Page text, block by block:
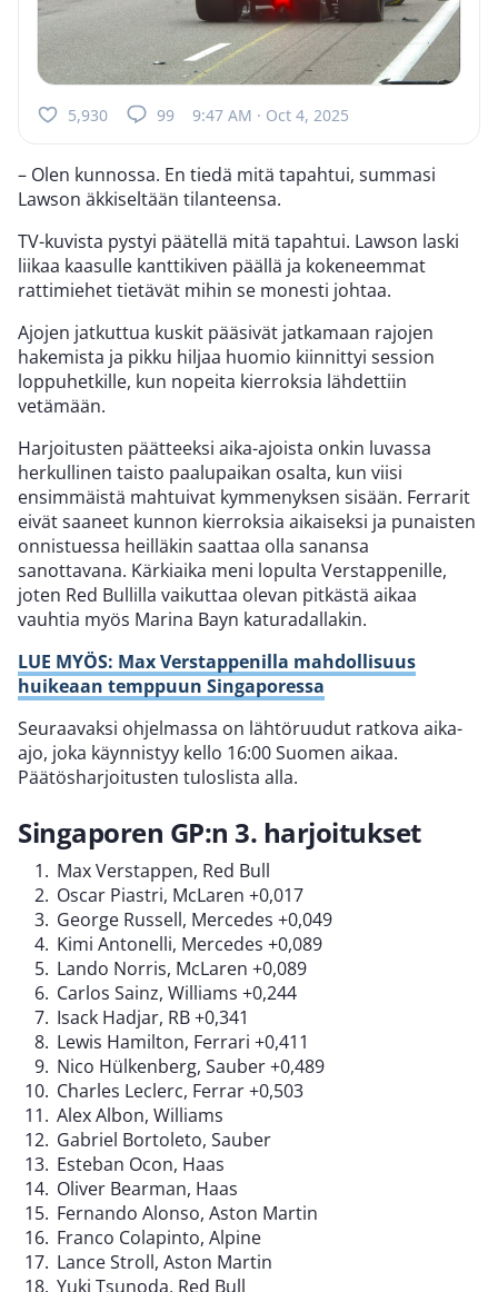
5,930 99 9:47 AM · Oct 4, 2025
– Olen kunnossa. En tiedä mitä tapahtui, summasi
Lawson äkkiseltään tilanteensa.
TV-kuvista pystyi päätellä mitä tapahtui. Lawson laski
liikaa kaasulle kanttikiven päällä ja kokeneemmat
rattimiehet tietävät mihin se monesti johtaa.
Ajojen jatkuttua kuskit pääsivät jatkamaan rajojen
hakemista ja pikku hiljaa huomio kiinnittyi session
loppuhetkille, kun nopeita kierroksia lähdettiin
vetämään.
Harjoitusten päätteeksi aika-ajoista onkin luvassa
herkullinen taisto paalupaikan osalta, kun viisi
ensimmäistä mahtuivat kymmenyksen sisään. Ferrarit
eivät saaneet kunnon kierroksia aikaiseksi ja punaisten
onnistuessa heilläkin saattaa olla sanansa
sanottavana. Kärkiaika meni lopulta Verstappenille,
joten Red Bullilla vaikuttaa olevan pitkästä aikaa
vauhtia myös Marina Bayn katuradallakin.
LUE MYÖS: Max Verstappenilla mahdollisuus
huikeaan temppuun Singaporessa
Seuraavaksi ohjelmassa on lähtöruudut ratkova aika-
ajo, joka käynnistyy kello 16:00 Suomen aikaa.
Päätösharjoitusten tuloslista alla.
Singaporen GP:n 3. harjoitukset
Max Verstappen, Red Bull
Oscar Piastri, McLaren +0,017
George Russell, Mercedes +0,049
Kimi Antonelli, Mercedes +0,089
Lando Norris, McLaren +0,089
Carlos Sainz, Williams +0,244
Isack Hadjar, RB +0,341
Lewis Hamilton, Ferrari +0,411
Nico Hülkenberg, Sauber +0,489
Charles Leclerc, Ferrar +0,503
Alex Albon, Williams
Gabriel Bortoleto, Sauber
Esteban Ocon, Haas
Oliver Bearman, Haas
Fernando Alonso, Aston Martin
Franco Colapinto, Alpine
Lance Stroll, Aston Martin
Yuki Tsunoda, Red Bull